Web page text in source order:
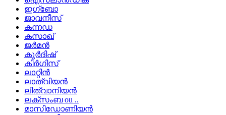
ഇഗ്ബോ
ജാവനീസ്
കന്നഡ
കസാഖ്
ജർമൻ
കുർദിഷ്
കിർഗിസ്
ലാറ്റിൻ
ലാത്വിയൻ
ലിത്വാനിയൻ
ലക്സംബ ou ..
മാസിഡോണിയൻ